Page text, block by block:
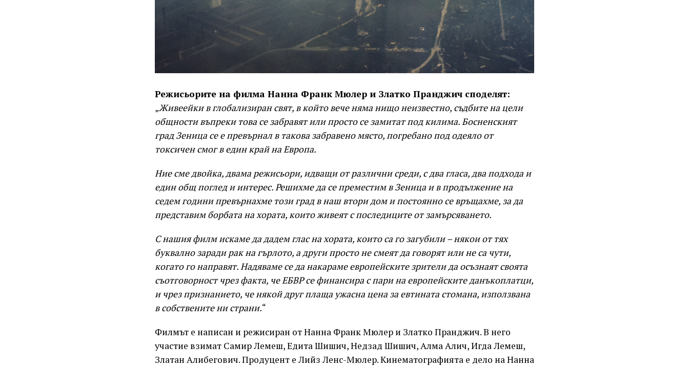
Режисьорите на филма Нанна Франк Мюлер и Златко Пранджич споделят:
„Живеейки в глобализиран свят, в който вече няма нищо неизвестно, съдбите на цели
общности въпреки това се забравят или просто се замитат под килима. Босненският
град Зеница се е превърнал в такова забравено място, погребано под одеяло от
токсичен смог в един край на Европа.
Ние сме двойка, двама режисьори, идващи от различни среди, с два гласа, два подхода и
един общ поглед и интерес. Решихме да се преместим в Зеница и в продължение на
седем години превърнахме този град в наш втори дом и постоянно се връщахме, за да
представим борбата на хората, които живеят с последиците от замърсяването.
С нашия филм искаме да дадем глас на хората, които са го загубили – някои от тях
буквално заради рак на гърлото, а други просто не смеят да говорят или не са чути,
когато го направят. Надяваме се да накараме европейските зрители да осъзнаят своята
съотговорност чрез факта, че ЕБВР се финансира с пари на европейските данъкоплатци,
и чрез признанието, че някой друг плаща ужасна цена за евтината стомана, използвана
в собствените ни страни.“
Филмът е написан и режисиран от Нанна Франк Мюлер и Златко Пранджич. В него
участие взимат Самир Лемеш, Едита Шишич, Недзад Шишич, Алма Алич, Игда Лемеш,
Златан Алибегович. Продуцент е Лийз Ленс-Мюлер. Кинематографията е дело на Нанна